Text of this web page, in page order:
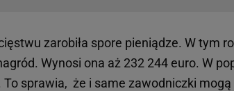
zarobiła spore pieniądze. W tym
Wynosi ona aż 232 244 euro. W
To sprawia, że i same zawodniczki